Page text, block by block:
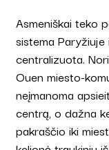
Asmeniškai teko
sistema
centralizuota.
Ouen miesto-
neįmanoma
centrą, o dažna
pakraščio iki